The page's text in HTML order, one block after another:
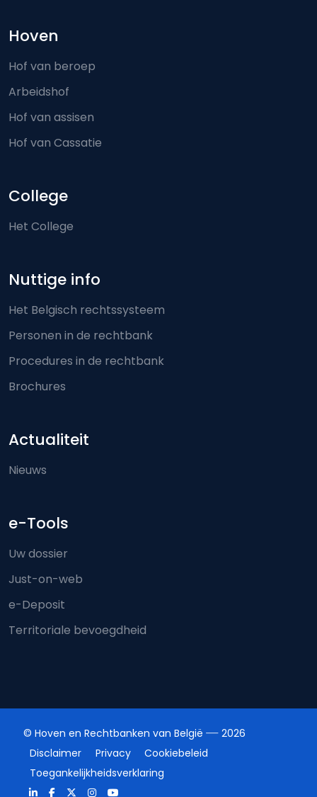
Hoven
Hof van beroep
Arbeidshof
Hof van assisen
Hof van Cassatie
College
Het College
Nuttige info
Het Belgisch rechtssysteem
Personen in de rechtbank
Procedures in de rechtbank
Brochures
Actualiteit
Nieuws
e-Tools
Uw dossier
Just-on-web
e-Deposit
Territoriale bevoegdheid
© Hoven en Rechtbanken van België
2026
Disclaimer
Privacy
Cookiebeleid
Toegankelijkheidsverklaring